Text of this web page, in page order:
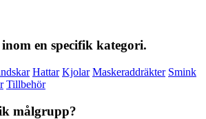
en specifik kategori.
Hattar Kjolar Maskeraddräkter Smink
Tillbehör
målgrupp?